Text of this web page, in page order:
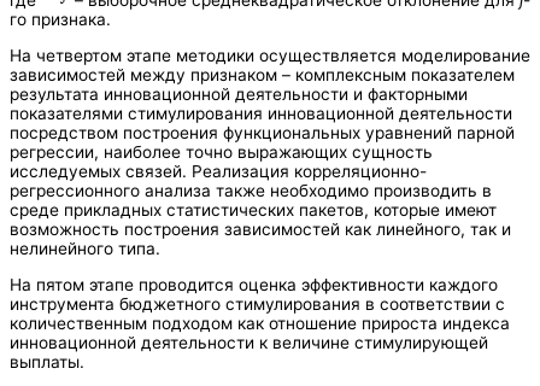
го признака.
На четвертом этапе методики осуществляется моделирование
зависимостей между признаком – комплексным показателем
результата инновационной деятельности и факторными
показателями стимулирования инновационной деятельности
посредством построения функциональных уравнений парной
регрессии, наиболее точно выражающих сущность
исследуемых связей. Реализация корреляционно-
регрессионного анализа также необходимо производить в
среде прикладных статистических пакетов, которые имеют
возможность построения зависимостей как линейного, так и
нелинейного типа.
На пятом этапе проводится оценка эффективности каждого
инструмента бюджетного стимулирования в соответствии с
количественным подходом как отношение прироста индекса
инновационной деятельности к величине стимулирующей
выплаты.